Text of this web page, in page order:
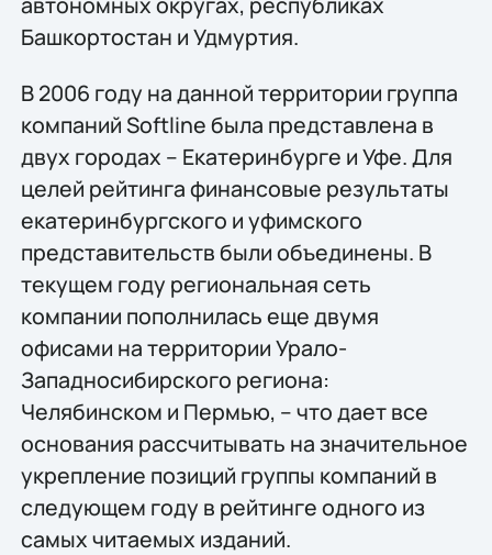
Башкортостан и Удмуртия.
В 2006 году на данной территории группа
компаний Softline была представлена в
двух городах – Екатеринбурге и Уфе. Для
целей рейтинга финансовые результаты
екатеринбургского и уфимского
представительств были объединены. В
текущем году региональная сеть
компании пополнилась еще двумя
офисами на территории Урало-
Западносибирского региона:
Челябинском и Пермью, – что дает все
основания рассчитывать на значительное
укрепление позиций группы компаний в
следующем году в рейтинге одного из
самых читаемых изданий.